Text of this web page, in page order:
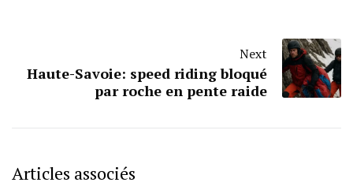
Next
Haute-Savoie: speed riding bloqué
par roche en pente raide
Articles associés